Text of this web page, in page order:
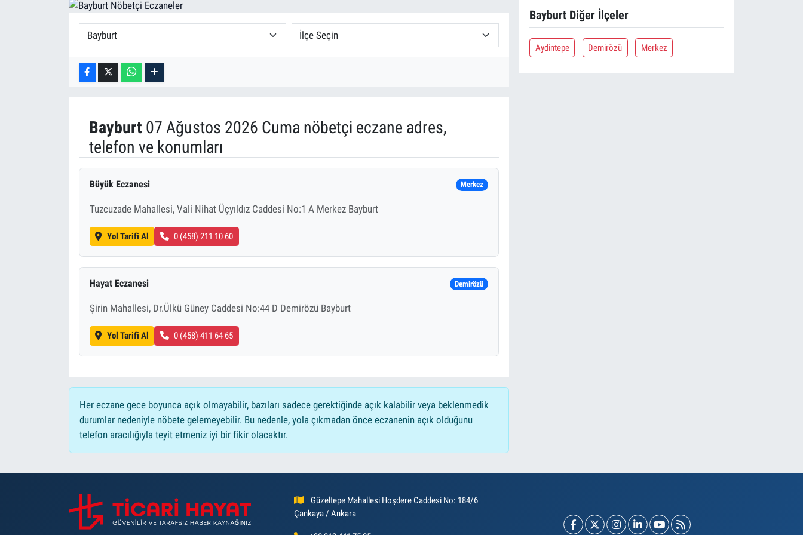
Bayburt 07 Ağustos 2026 Cuma nöbetçi eczane adres,
telefon ve konumları
Büyük Eczanesi Merkez
Tuzcuzade Mahallesi, Vali Nihat Üçyıldız Caddesi No:1 A Merkez Bayburt
Yol Tarifi Al 0 (458) 211 10 60
Hayat Eczanesi Demirözü
Şirin Mahallesi, Dr.Ülkü Güney Caddesi No:44 D Demirözü Bayburt
Yol Tarifi Al 0 (458) 411 64 65
Her eczane gece boyunca açık olmayabilir, bazıları sadece gerektiğinde açık kalabilir veya beklenmedik
durumlar nedeniyle nöbete gelemeyebilir. Bu nedenle, yola çıkmadan önce eczanenin açık olduğunu
telefon aracılığıyla teyit etmeniz iyi bir fikir olacaktır.
Bayburt Diğer İlçeler
Aydintepe Demirözü Merkez
Güzeltepe Mahallesi Hoşdere Caddesi No: 184/6
Çankaya / Ankara